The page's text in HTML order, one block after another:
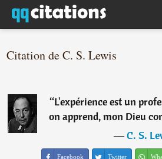
Citation de C. S. Lewis
“L'expérience est un
on apprend, mon Dieu
―C. S.
Facebook Twitter